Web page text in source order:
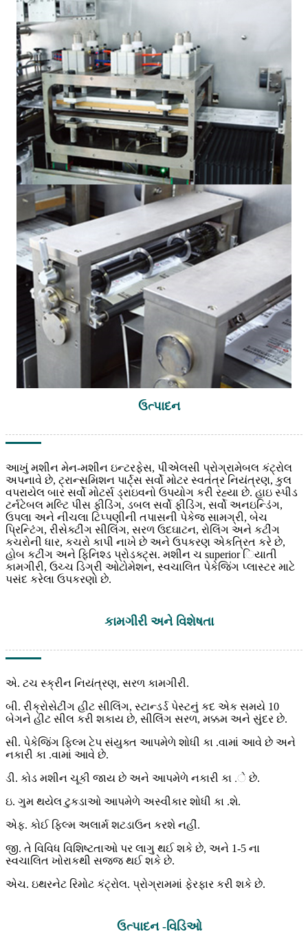
ઉત્પાદન
આખું મશીન મેન-મશીન ઇન્ટરફેસ, પીએલસી પ્રોગ્રામેબલ કંટ્રોલ
અપનાવે છે, ટ્રાન્સમિશન પાર્ટ્સ સર્વો મોટર સ્વતંત્ર નિયંત્રણ, કુલ
વપરાયેલ બાર સર્વો મોટર્સ ડ્રાઇવનો ઉપયોગ કરી રહ્યા છે. હાઇ સ્પીડ
ટર્નટેબલ મલ્ટિ પીસ ફીડિંગ, ડબલ સર્વો ફીડિંગ, સર્વો અનઇન્ડિંગ,
ઉપલા અને નીચલા ટિપ્પણીની તપાસની પેકેજ સામગ્રી, બેચ
પ્રિન્ટિંગ, રીસેક્ટીંગ સીલિંગ, સરળ ઉદઘાટન, રોલિંગ અને કટીંગ
કચરોની ધાર, કચરો કાપી નાખે છે અને ઉપકરણ એકત્રિત કરે છે,
હોબ કટીંગ અને ફિનિશ્ડ પ્રોડક્ટ્સ. મશીન ચ superior િયાતી
કામગીરી, ઉચ્ચ ડિગ્રી ઓટોમેશન, સ્વચાલિત પેકેજિંગ પ્લાસ્ટર માટે
પસંદ કરેલા ઉપકરણો છે.
કામગીરી અને વિશેષતા
એ. ટચ સ્ક્રીન નિયંત્રણ, સરળ કામગીરી.
બી. રીક્રોસેટીંગ હીટ સીલિંગ, સ્ટાન્ડર્ડ પેસ્ટનું કદ એક સમયે 10
બેગને હીટ સીલ કરી શકાય છે, સીલિંગ સરળ, મક્કમ અને સુંદર છે.
સી. પેકેજિંગ ફિલ્મ ટેપ સંયુક્ત આપમેળે શોધી કા .વામાં આવે છે અને
નકારી કા .વામાં આવે છે.
ડી. કોડ મશીન ચૂકી જાય છે અને આપમેળે નકારી કા .ે છે.
ઇ. ગુમ થયેલ ટુકડાઓ આપમેળે અસ્વીકાર શોધી કા .શે.
એફ. કોઈ ફિલ્મ અલાર્મ શટડાઉન કરશે નહીં.
જી. તે વિવિધ વિશિષ્ટતાઓ પર લાગુ થઈ શકે છે, અને 1-5 ના
સ્વચાલિત ખોરાકથી સજ્જ થઈ શકે છે.
એચ. ઇથરનેટ રિમોટ કંટ્રોલ. પ્રોગ્રામમાં ફેરફાર કરી શકે છે.
ઉત્પાદન -વિડિઓ